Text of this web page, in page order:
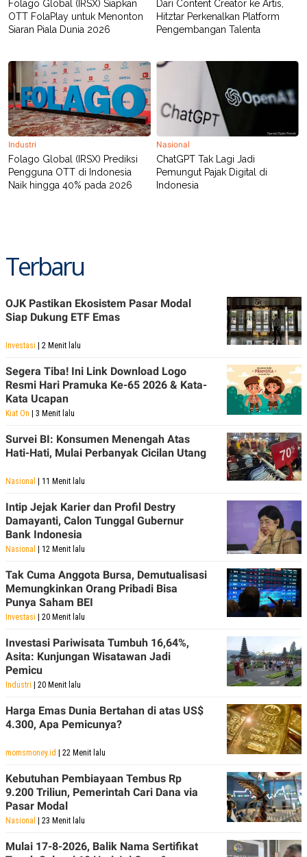
Folago Global (IRSX) Siapkan
OTT FolaPlay untuk Menonton
Siaran Piala Dunia 2026
Dari Content Creator ke Artis,
Hitztar Perkenalkan Platform
Pengembangan Talenta
Industri
Folago Global (IRSX) Prediksi
Pengguna OTT di Indonesia
Naik hingga 40% pada 2026
Nasional
ChatGPT Tak Lagi Jadi
Pemungut Pajak Digital di
Indonesia
Terbaru
OJK Pastikan Ekosistem Pasar Modal
Siap Dukung ETF Emas
Investasi | 2 Menit lalu
Segera Tiba! Ini Link Download Logo
Resmi Hari Pramuka Ke-65 2026 & Kata-
Kata Ucapan
Kiat On | 3 Menit lalu
Survei BI: Konsumen Menengah Atas
Hati-Hati, Mulai Perbanyak Cicilan Utang
Nasional | 11 Menit lalu
Intip Jejak Karier dan Profil Destry
Damayanti, Calon Tunggal Gubernur
Bank Indonesia
Nasional | 12 Menit lalu
Tak Cuma Anggota Bursa, Demutualisasi
Memungkinkan Orang Pribadi Bisa
Punya Saham BEI
Investasi | 20 Menit lalu
Investasi Pariwisata Tumbuh 16,64%,
Asita: Kunjungan Wisatawan Jadi
Pemicu
Industri | 20 Menit lalu
Harga Emas Dunia Bertahan di atas US$
4.300, Apa Pemicunya?
momsmoney.id | 22 Menit lalu
Kebutuhan Pembiayaan Tembus Rp
9.200 Triliun, Pemerintah Cari Dana via
Pasar Modal
Nasional | 23 Menit lalu
Mulai 17-8-2026, Balik Nama Sertifikat